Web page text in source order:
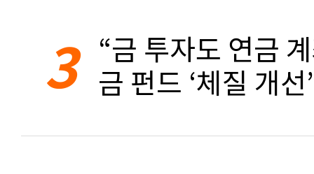
3 “금 투자도 연금
금 펀드 ‘체질 개선’